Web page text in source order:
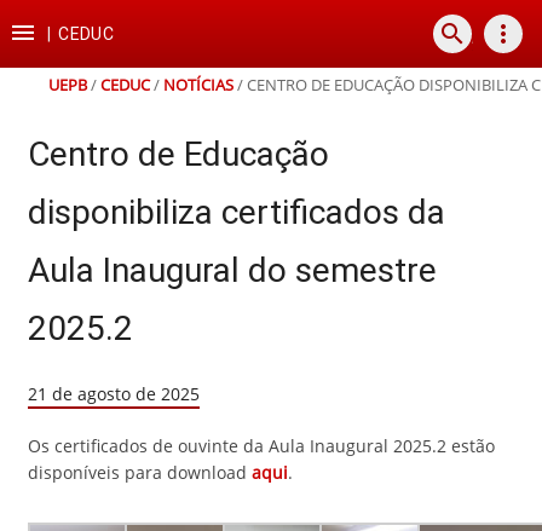
para
conteúdo
para
para
para
rodapé
 |CEDUC search more_vert
UEPB/CEDUC/ NOTÍCIAS/CENTRO DE EDUCAÇÃO DISPONIBILIZA
Centro de Educação
disponibiliza certificados da
Aula Inaugural do semestre
2025.2
21 de agosto de 2025
Os certificados de ouvinte da Aula Inaugural 2025.2 estão
disponíveis para download aqui.